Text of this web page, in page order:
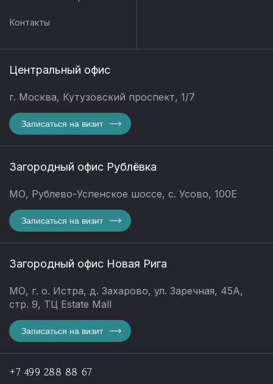
Контакты
Центральный офис
г. Москва, Кутузовский проспект, 1/7
Записаться на визит
Загородный офис Рублёвка
МО, Рублево-Успенское шоссе, с. Усово, 100Е
Записаться на визит
Загородный офис Новая Рига
МО, г. о. Истра, д. Захарово, ул. Заречная, 45А,
стр. 9, ТЦ Estate Mall
Записаться на визит
+7 499 288 88 67